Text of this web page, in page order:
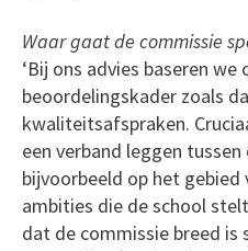
Waar gaat de commissie
‘Bij ons advies baseren
beoordelingskader zoals
kwaliteitsafspraken.
een verband leggen
bijvoorbeeld op het
ambities die de school
dat de commissie breed is